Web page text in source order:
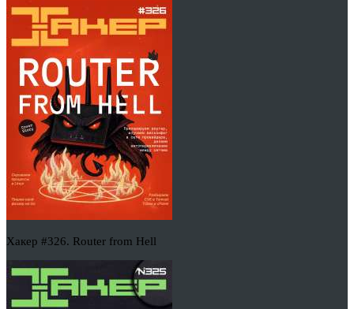
Хакер #326. Router from Hell